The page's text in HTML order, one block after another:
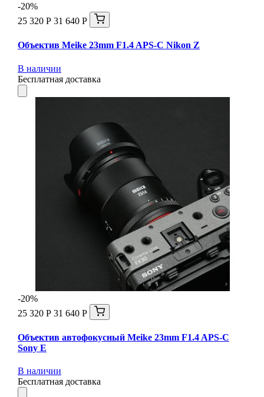
-20%
25 320 Р 31 640 Р
Объектив Meike 23mm F1.4 APS-C Nikon Z
В наличии
Бесплатная доставка
-20%
25 320 Р 31 640 Р
Объектив автофокусный Meike 23mm F1.4 APS-C
Sony E
В наличии
Бесплатная доставка